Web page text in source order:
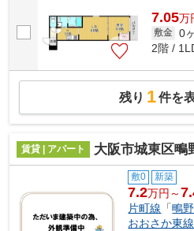
7.05万
敷金 0
2階 /
残り 1件を
賃貸 | アパート 大阪市城東区鴫野
敷0 新築
7.2万円～
片町線 「鴫野
おおさか東線